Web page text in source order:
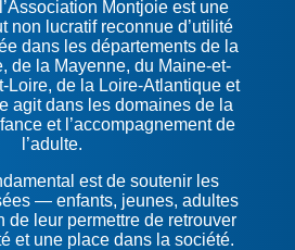
Montjoie est une
non lucratif reconnue d’utilité
dans les départements de la
de la Mayenne, du Maine-et-
Loire, de la Loire-Atlantique et
agit dans les domaines de la
et l’accompagnement de
l’adulte.
est de soutenir les
— enfants, jeunes, adultes
leur permettre de retrouver
et une place dans la société.